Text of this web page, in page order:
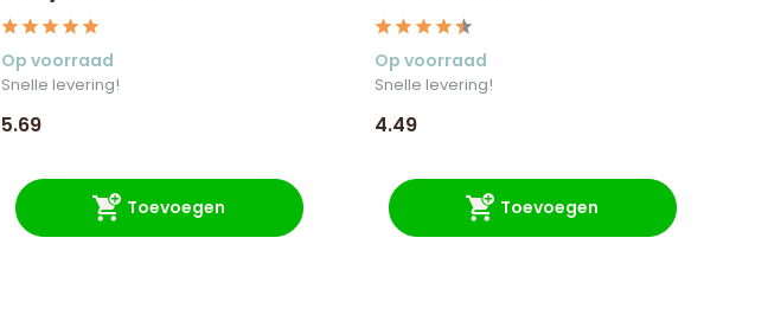
Op voorraad
Snelle levering!
5.69
Toevoegen
Op voorraad
Snelle levering!
4.49
Toevoegen